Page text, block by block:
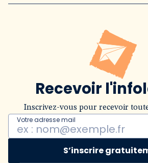
Recevoir
Inscrivez-vous pour recevoir
Votre adresse mail
S’inscrire